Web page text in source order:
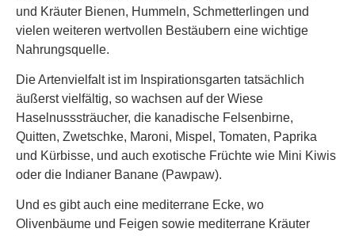
und Kräuter Bienen, Hummeln, Schmetterlingen und
vielen weiteren wertvollen Bestäubern eine wichtige
Nahrungsquelle.
Die Artenvielfalt ist im Inspirationsgarten tatsächlich
äußerst vielfältig, so wachsen auf der Wiese
Haselnusssträucher, die kanadische Felsenbirne,
Quitten, Zwetschke, Maroni, Mispel, Tomaten, Paprika
und Kürbisse, und auch exotische Früchte wie Mini Kiwis
oder die Indianer Banane (Pawpaw).
Und es gibt auch eine mediterrane Ecke, wo
Olivenbäume und Feigen sowie mediterrane Kräuter